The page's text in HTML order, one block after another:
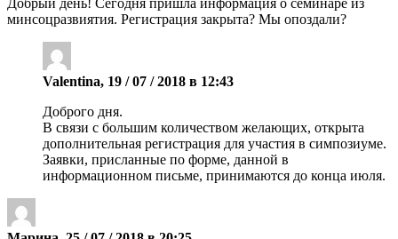
Добрый день! Сегодня пришла информация о семинаре из
минсоцразвиятия. Регистрация закрыта? Мы опоздали?
Valentina, 19 / 07 / 2018 в 12:43
Доброго дня.
В связи с большим количеством желающих, открыта
дополнительная регистрация для участия в симпозиуме.
Заявки, присланные по форме, данной в
информационном письме, принимаются до конца июля.